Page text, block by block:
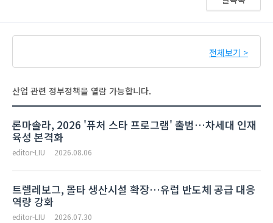
전체보기 >
산업 관련 정부정책을 열람 가능합니다.
론마솔라, 2026 '퓨처 스타 프로그램' 출범…차세대 인재
육성 본격화
editor-LIU 2026.08.06
트렐레보그, 몰타 생산시설 확장…유럽 반도체 공급 대응
역량 강화
editor-LIU 2026.07.30